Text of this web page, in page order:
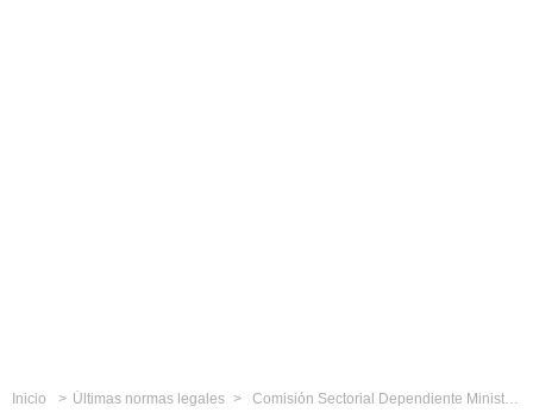
Inicio Últimas normas legales Comisión Sectorial Dependiente Ministerio RM 080-2020-IN Interior